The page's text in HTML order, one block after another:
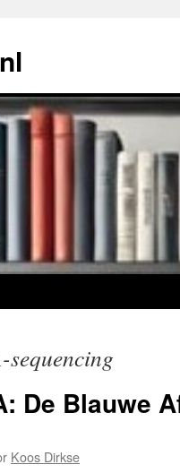
sequencing
De Blauwe
Koos Dirkse